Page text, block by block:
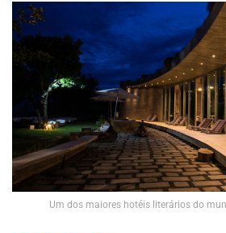
Um dos maiores hotéis literários do